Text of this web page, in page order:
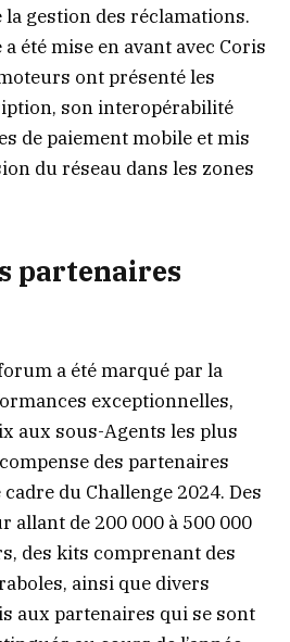
gestion des réclamations.
été mise en avant avec Coris
ont présenté les
son interopérabilité
de paiement mobile et mis
du réseau dans les zones
partenaires
a été marqué par la
exceptionnelles,
aux sous-Agents les plus
des partenaires
du Challenge 2024. Des
allant de 200 000 à 500 000
des kits comprenant des
ainsi que divers
aux partenaires qui se sont